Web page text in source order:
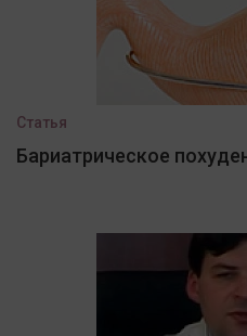
Статья
Бариатрическое